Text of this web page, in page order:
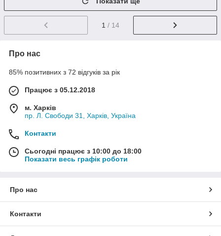
1 / 14
Про нас
85% позитивних з 72 відгуків за рік
Працює з 05.12.2018
м. Харків
пр. Л. Свободи 31, Харків, Україна
Контакти
Сьогодні працює з 10:00 до 18:00
Показати весь графік роботи
Про нас
Контакти